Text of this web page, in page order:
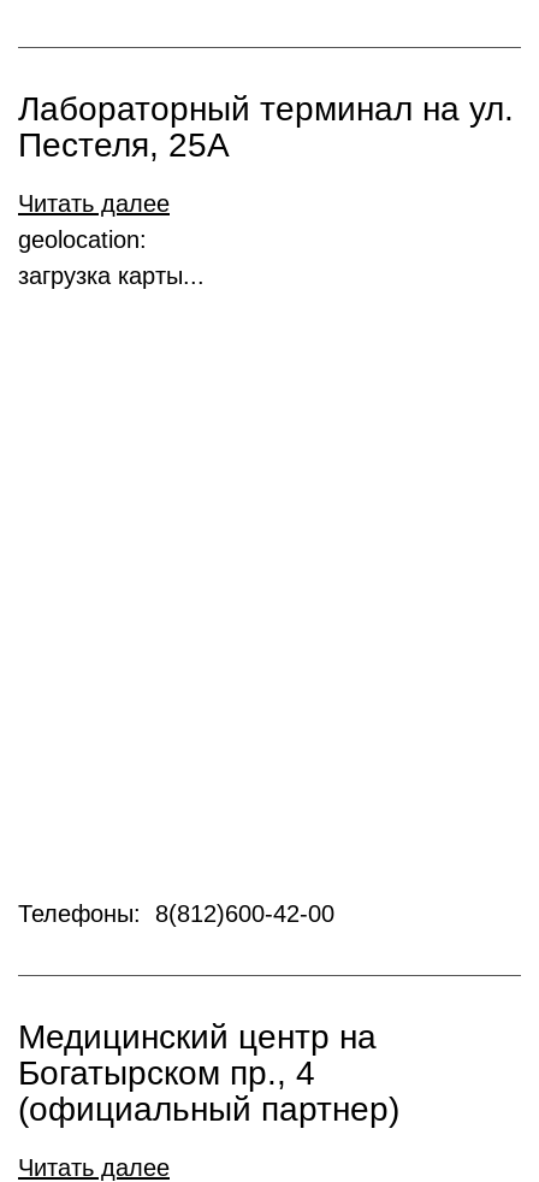
Лабораторный терминал на ул.
Пестеля, 25А
Читать далее
geolocation:
загрузка карты...
Телефоны: 8(812)600-42-00
Медицинский центр на
Богатырском пр., 4
(официальный партнер)
Читать далее